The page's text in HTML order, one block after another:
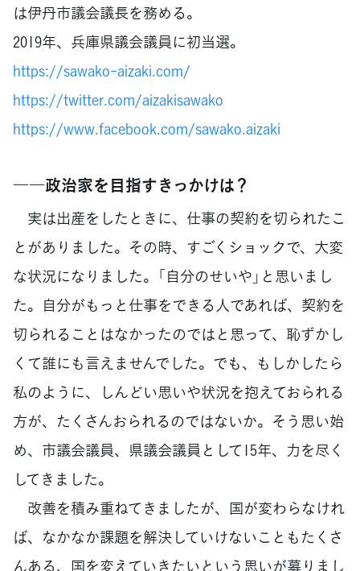
は伊丹市議会議長を務める。
2019年、兵庫県議会議員に初当選。
https://sawako-aizaki.com/
https://twitter.com/aizakisawako
https://www.facebook.com/sawako.aizaki
――政治家を目指すきっかけは？
実は出産をしたときに、仕事の契約を切られたこ
とがありました。その時、すごくショックで、大変
な状況になりました。「自分のせいや」と思いまし
た。自分がもっと仕事をできる人であれば、契約を
切られることはなかったのではと思って、恥ずかし
くて誰にも言えませんでした。でも、もしかしたら
私のように、しんどい思いや状況を抱えておられる
方が、たくさんおられるのではないか。そう思い始
め、市議会議員、県議会議員として15年、力を尽く
してきました。
改善を積み重ねてきましたが、国が変わらなけれ
ば、なかなか課題を解決していけないこともたくさ
んある、国を変えていきたいという思いが募りまし